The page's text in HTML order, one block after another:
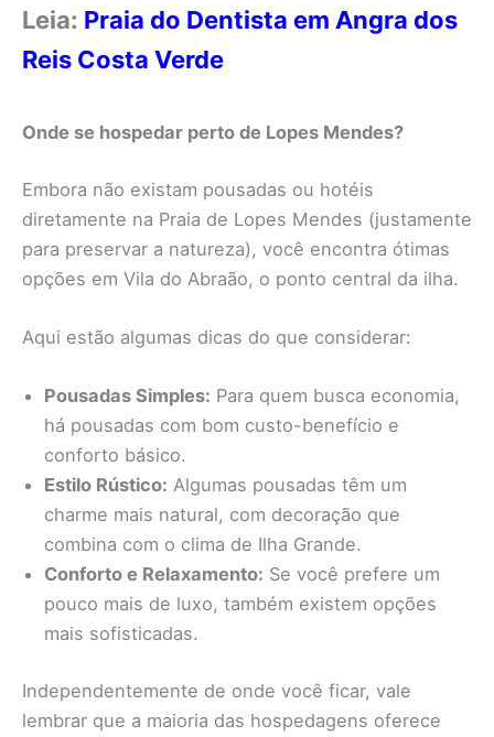
Leia: Praia do Dentista em Angra dos
Reis Costa Verde
Onde se hospedar perto de Lopes Mendes?
Embora não existam pousadas ou hotéis
diretamente na Praia de Lopes Mendes (justamente
para preservar a natureza), você encontra ótimas
opções em Vila do Abraão, o ponto central da ilha.
Aqui estão algumas dicas do que considerar:
Pousadas Simples: Para quem busca economia,
há pousadas com bom custo-benefício e
conforto básico.
Estilo Rústico: Algumas pousadas têm um
charme mais natural, com decoração que
combina com o clima de Ilha Grande.
Conforto e Relaxamento: Se você prefere um
pouco mais de luxo, também existem opções
mais sofisticadas.
Independentemente de onde você ficar, vale
lembrar que a maioria das hospedagens oferece